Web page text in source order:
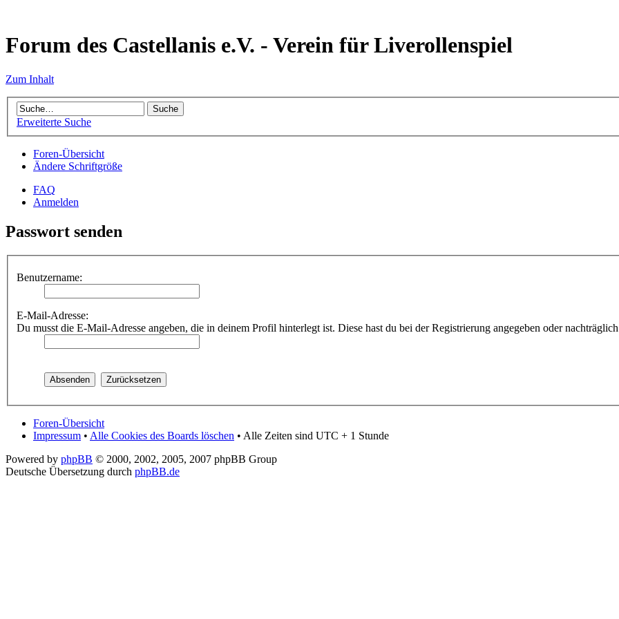
Forum des Castellanis e.V. - Verein für Liverollenspiel
Zum Inhalt
Erweiterte Suche
Foren-Übersicht
Ändere Schriftgröße
FAQ
Anmelden
Passwort senden
Benutzername:
E-Mail-Adresse:
Du musst die E-Mail-Adresse angeben, die in deinem Profil hinterlegt ist. Diese hast du bei der Registrierung angegeben oder
Foren-Übersicht
Impressum • Alle Cookies des Boards löschen • Alle Zeiten sind UTC + 1 Stunde
Powered by phpBB © 2000, 2002, 2005, 2007 phpBB Group
Deutsche Übersetzung durch phpBB.de